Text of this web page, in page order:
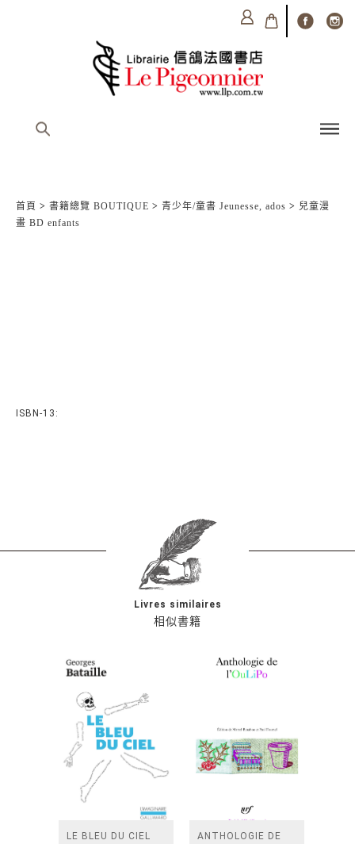
首頁 > 書籍總覽 BOUTIQUE > 青少年/童書 Jeunesse, ados > 兒童漫
畫 BD enfants
ISBN-13:
相似書籍
Livres similaires
LE BLEU DU CIEL
ANTHOLOGIE DE